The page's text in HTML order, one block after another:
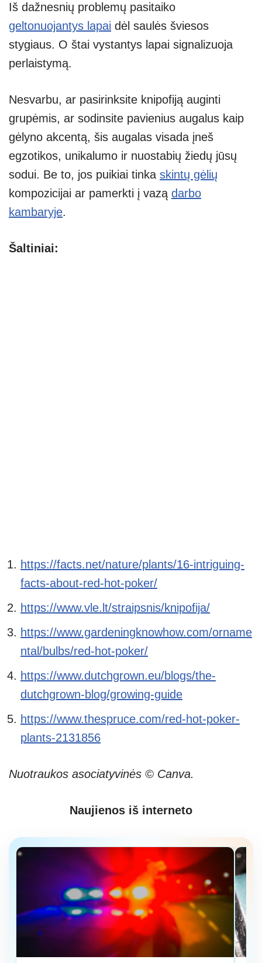
Iš dažnesnių problemų pasitaiko
geltonuojantys lapai dėl saulės šviesos
stygiaus. O štai vystantys lapai signalizuoja
perlaistymą.
Nesvarbu, ar pasirinksite knipofiją auginti
grupėmis, ar sodinsite pavienius augalus kaip
gėlyno akcentą, šis augalas visada įneš
egzotikos, unikalumo ir nuostabių žiedų jūsų
sodui. Be to, jos puikiai tinka skintų gėlių
kompozicijai ar pamerkti į vazą darbo
kambaryje.
Šaltiniai:
https://facts.net/nature/plants/16-intriguing-
facts-about-red-hot-poker/
https://www.vle.lt/straipsnis/knipofija/
https://www.gardeningknowhow.com/orname
ntal/bulbs/red-hot-poker/
https://www.dutchgrown.eu/blogs/the-
dutchgrown-blog/growing-guide
https://www.thespruce.com/red-hot-poker-
plants-2131856
Nuotraukos asociatyvinės © Canva.
Naujienos iš interneto